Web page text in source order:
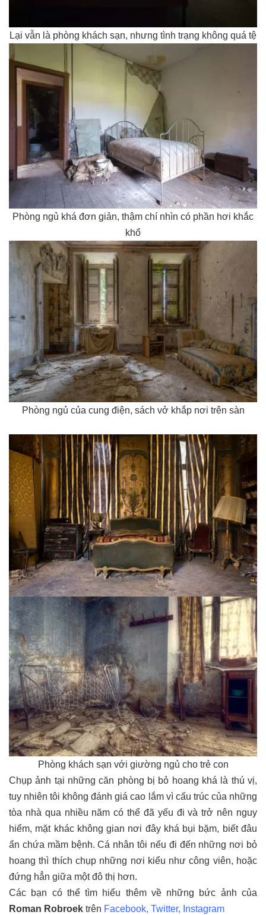
Lại vẫn là phòng khách sạn, nhưng tình trạng không quá tệ
Phòng ngủ khá đơn giản, thậm chí nhìn có phần hơi khắc
khổ
Phòng ngủ của cung điện, sách vở khắp nơi trên sàn
Phòng khách sạn với giường ngủ cho trẻ con
Chụp ảnh tại những căn phòng bị bỏ hoang khá là thú vị,
tuy nhiên tôi không đánh giá cao lắm vì cấu trúc của những
tòa nhà qua nhiều năm có thể đã yếu đi và trở nên nguy
hiểm, mặt khác không gian nơi đây khá bụi bặm, biết đâu
ẩn chứa mầm bệnh. Cá nhân tôi nếu đi đến những nơi bỏ
hoang thì thích chụp những nơi kiểu như công viên, hoặc
đứng hẳn giữa một đô thị hơn.
Các bạn có thể tìm hiểu thêm về những bức ảnh của
Roman Robroek trên Facebook, Twitter, Instagram